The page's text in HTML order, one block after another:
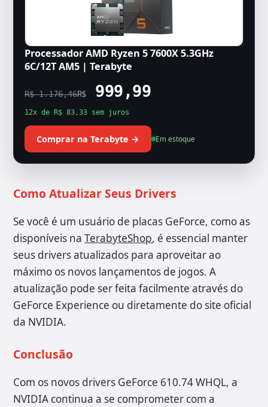
Processador AMD Ryzen 5 7600X 5.3GHz
6C/12T AM5 | Terabyte
R$ 1.176,46R$999,99
12x de R$ 83,33 sem juros
Comprar na Terabyte → Em estoque
Como Atualizar Seus Drivers
Se você é um usuário de placas GeForce, como as
disponíveis na TerabyteShop, é essencial manter
seus drivers atualizados para aproveitar ao
máximo os novos lançamentos de jogos. A
atualização pode ser feita facilmente através do
GeForce Experience ou diretamente do site oficial
da NVIDIA.
Conclusão
Com os novos drivers GeForce 610.74 WHQL, a
NVIDIA continua a se comprometer com a